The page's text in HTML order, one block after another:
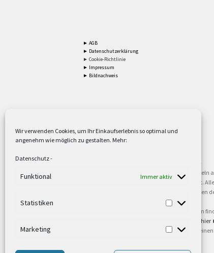
Wir verwenden Cookies, um Ihr Einkaufserlebnis so optimal und
angenehm wie möglich zu gestalten. Mehr:
Datenschutz-
Funktional Immer aktiv
Statistiken
Marketing
► AGB
► Datenschutzerklärung
► Cookie-Richtlinie
► Impressum
► Bildnachweis
Versandkostenfrei ab 59,90 € Nettowarenwert.
oder gewerblichen Tätigkeit. Kein Verkauf an privat.
sind Warenzeichen oder eingetragene
Weitere Informationen und Zahlungsbedingungen
hier
Ab 79,- Nettowarenwert. Es gelten unsere
©2002-2021 TEUTO LICHT GmbH